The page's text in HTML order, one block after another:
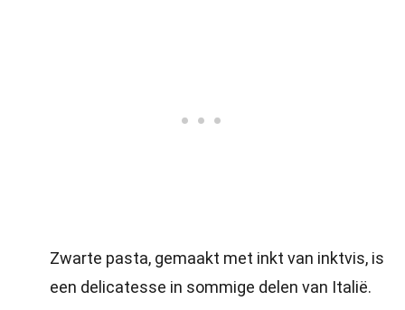
Zwarte pasta, gemaakt met inkt van inktvis, is
een delicatesse in sommige delen van Italië.